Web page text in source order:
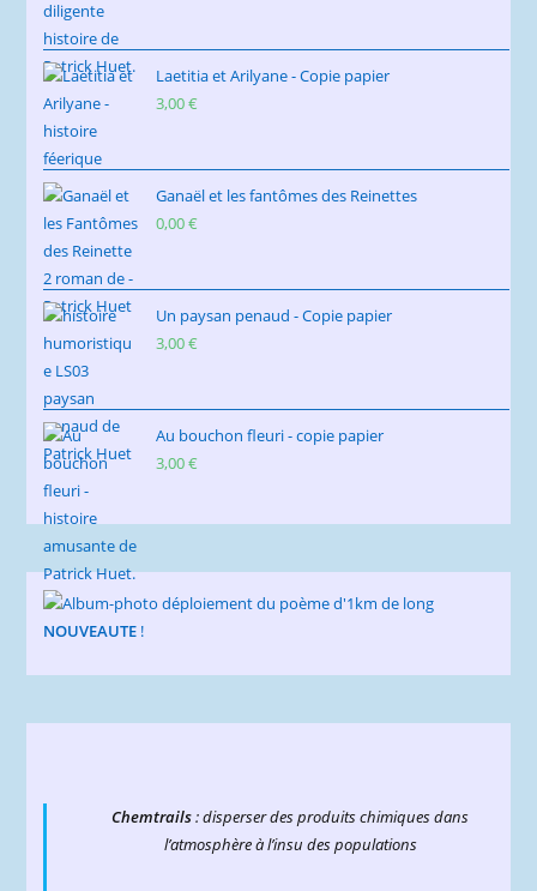
Laetitia et Arilyane - Copie papier
3,00€
Ganaël et les fantômes des Reinettes
0,00€
Un paysan penaud - Copie papier
3,00€
Au bouchon fleuri - copie papier
3,00€
NOUVEAUTE !
Chemtrails: disperser des produits chimiques dans
l’atmosphère à l’insu des populations